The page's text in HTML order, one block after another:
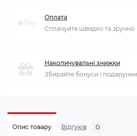
Оплата
Сплачуйте швидко та зручно
Накопичувальні знижки
Збирайте бонуси і подарунки
Опис товару Відгуків 0